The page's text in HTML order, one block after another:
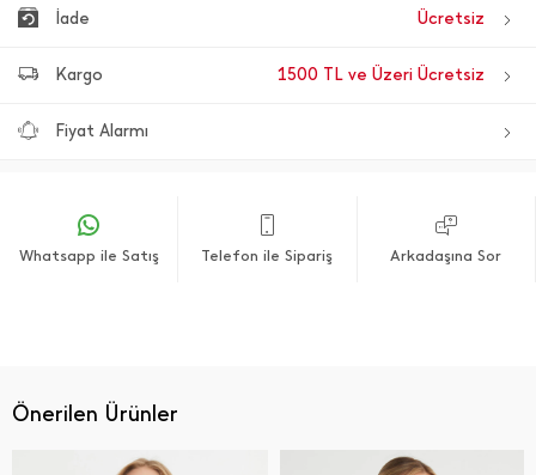
İade Ücretsiz
Kargo 1500 TL ve Üzeri Ücretsiz
Fiyat Alarmı
Whatsapp ile Satış Telefon ile Sipariş Arkadaşına Sor
Önerilen Ürünler